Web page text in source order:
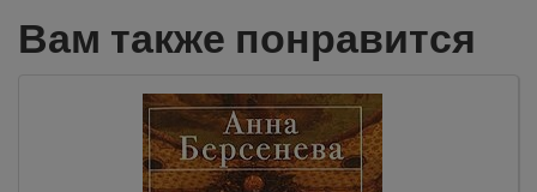
Вам также понравится